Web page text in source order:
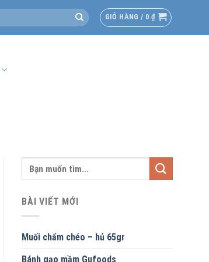
GIỎ HÀNG / 0 ₫
BÀI VIẾT MỚI
Muối chẩm chéo – hủ 65gr
Bánh gạo mầm Gufoods